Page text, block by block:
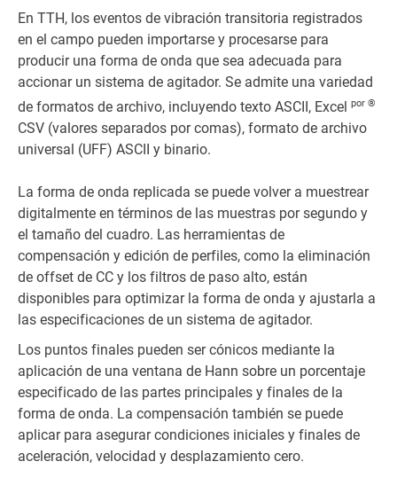
En TTH, los eventos de vibración transitoria registrados
en el campo pueden importarse y procesarse para
producir una forma de onda que sea adecuada para
accionar un sistema de agitador. Se admite una variedad
de formatos de archivo, incluyendo texto ASCII, Excel
por ®
CSV (valores separados por comas), formato de archivo
universal (UFF) ASCII y binario.
La forma de onda replicada se puede volver a muestrear
digitalmente en términos de las muestras por segundo y
el tamaño del cuadro. Las herramientas de
compensación y edición de perfiles, como la eliminación
de offset de CC y los filtros de paso alto, están
disponibles para optimizar la forma de onda y ajustarla a
las especificaciones de un sistema de agitador.
Los puntos finales pueden ser cónicos mediante la
aplicación de una ventana de Hann sobre un porcentaje
especificado de las partes principales y finales de la
forma de onda. La compensación también se puede
aplicar para asegurar condiciones iniciales y finales de
aceleración, velocidad y desplazamiento cero.